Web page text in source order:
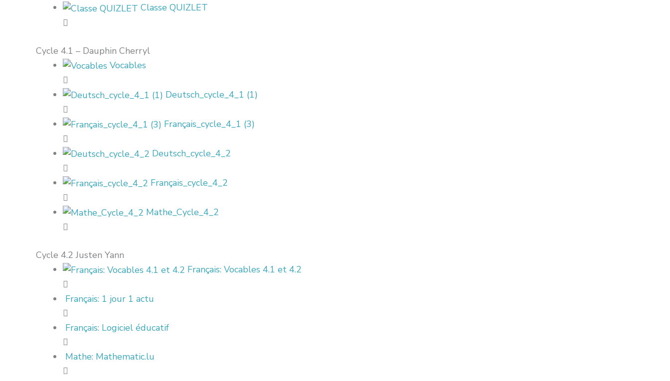
Classe QUIZLET
Cycle 4.1 – Dauphin Cherryl
Vocables
Deutsch_cycle_4_1 (1)
Français_cycle_4_1 (3)
Deutsch_cycle_4_2
Français_cycle_4_2
Mathe_Cycle_4_2
Cycle 4.2 Justen Yann
Français: Vocables 4.1 et 4.2
Français: 1 jour 1 actu
Français: Logiciel éducatif
Mathe: Mathematic.lu